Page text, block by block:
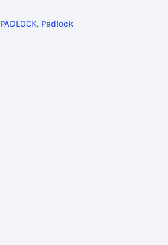
PADLOCK, Padlock